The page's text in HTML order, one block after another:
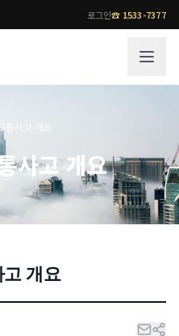
로그인☎ 1533-7377
성공사례
기업 인사이트
사례분석/최신동향
고객후기
전문 변호사
통사고 개요
사고 개요
개요